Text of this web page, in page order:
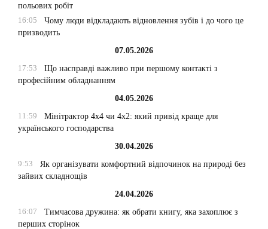
польових робіт
16:05
Чому люди відкладають відновлення зубів і до чого це
призводить
07.05.2026
17:53
Що насправді важливо при першому контакті з
професійним обладнанням
04.05.2026
11:59
Мінітрактор 4х4 чи 4х2: який привід краще для
українського господарства
30.04.2026
9:53
Як організувати комфортний відпочинок на природі без
зайвих складнощів
24.04.2026
16:07
Тимчасова дружина: як обрати книгу, яка захоплює з
перших сторінок